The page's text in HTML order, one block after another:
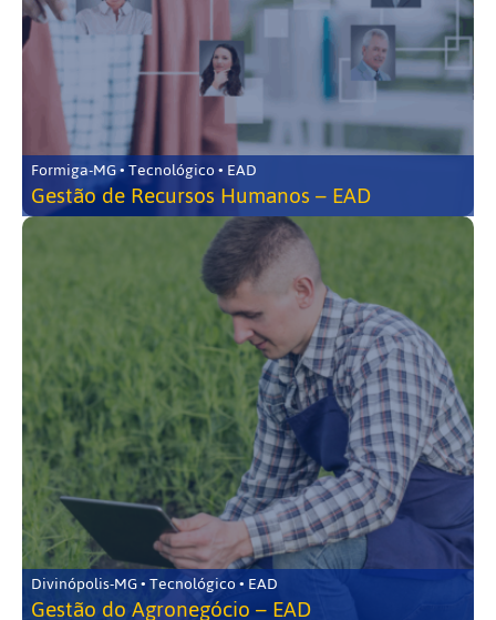
Formiga-MG • Tecnológico • EAD
Gestão de Recursos Humanos – EAD
Divinópolis-MG • Tecnológico • EAD
Gestão do Agronegócio – EAD